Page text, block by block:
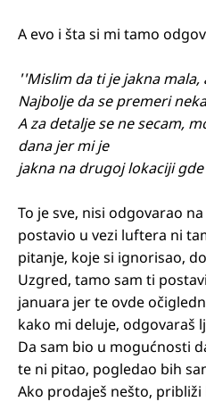
A evo i šta si mi tamo
''Mislim da ti je jakna mala,
Najbolje da se premeri
A za detalje se ne secam,
dana jer mi je
jakna na drugoj lokaciji
To je sve, nisi odgovarao
postavio u vezi luftera ni
pitanje, koje si ignorisao,
Uzgred, tamo sam ti
januara jer te ovde
kako mi deluje, odgovaraš
Da sam bio u mogućnosti
te ni pitao, pogledao bih
Ako prodaješ nešto,